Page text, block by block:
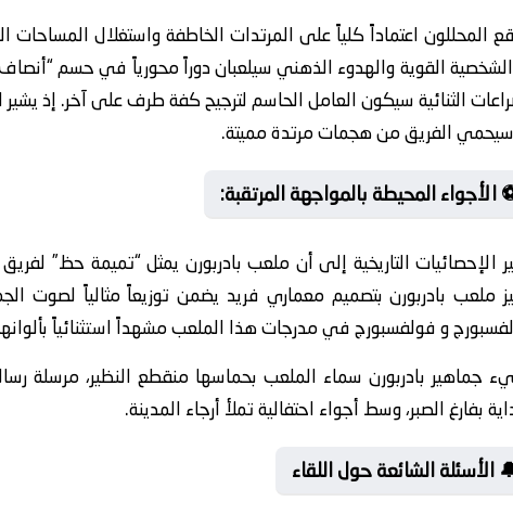
المحللون اعتماداً كلياً على المرتدات الخاطفة واستغلال
القوية والهدوء الذهني سيلعبان دوراً محورياً في حسم
الثنائية سيكون العامل الحاسم لترجيح كفة طرف على آخر. إذ
الفريق من هجمات مرتدة مميتة.
الأجواء المحيطة بالمواجهة المرتقبة:
الإحصائيات التاريخية إلى أن ملعب بادربورن يمثل “تميمة حظ”
ملعب بادربورن بتصميم معماري فريد يضمن توزيعاً مثالياً لصوت
و فولفسبورج في مدرجات هذا الملعب مشهداً استثنائياً
جماهير بادربورن سماء الملعب بحماسها منقطع النظير، مرسلة
بفارغ الصبر، وسط أجواء احتفالية تملأ أرجاء المدينة.
الأسئلة الشائعة حول اللقاء